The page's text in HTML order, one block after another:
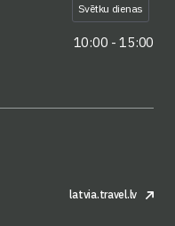
Svētku dienas
10:00 - 15:00
latvia.travel.lv